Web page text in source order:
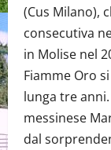
(Cus Milano),
consecutiva
in Molise nel
Fiamme Oro
lunga tre
messinese
dal